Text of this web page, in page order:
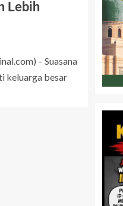
Lebih
– Suasana
keluarga besar